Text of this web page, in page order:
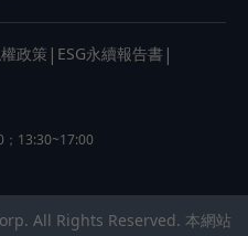
政策 | ESG永續報告書 |
；13:30~17:00
All Rights Reserved. 本網站